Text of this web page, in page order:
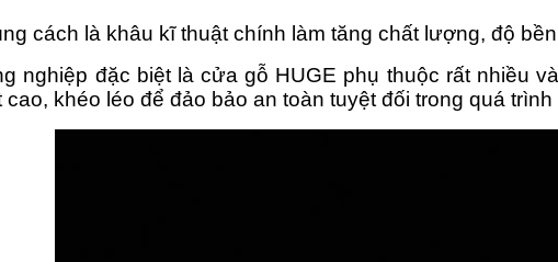
cách là khâu kĩ thuật chính làm tăng chất lượng, độ
nghiệp đặc biệt là cửa gỗ HUGE phụ thuộc rất nhiều
khéo léo để đảo bảo an toàn tuyệt đối trong quá